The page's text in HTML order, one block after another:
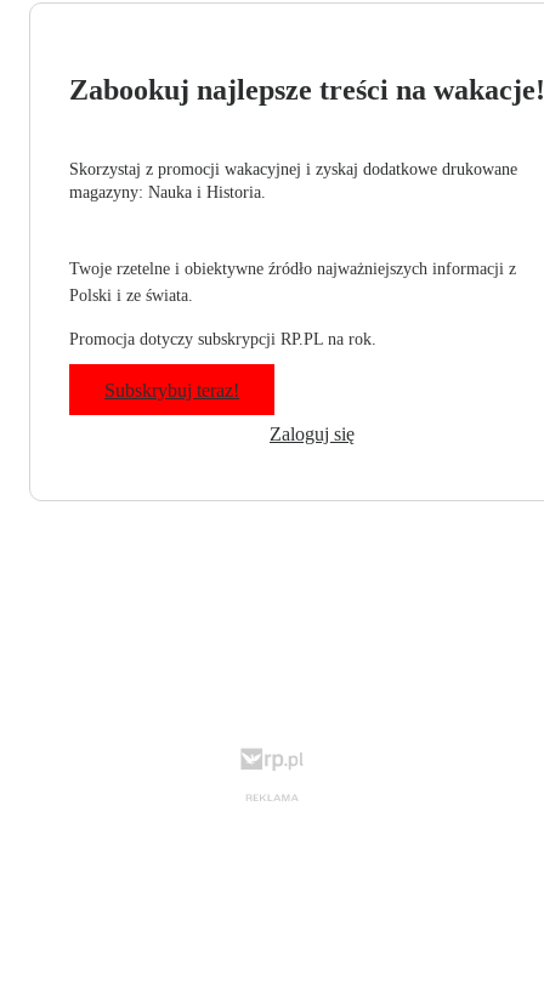
Zabookuj najlepsze treści na wakacje!
Skorzystaj z promocji wakacyjnej i zyskaj dodatkowe drukowane
magazyny: Nauka i Historia.
Twoje rzetelne i obiektywne źródło najważniejszych informacji z
Polski i ze świata.
Promocja dotyczy subskrypcji RP.PL na rok.
Subskrybuj teraz!
Zaloguj się